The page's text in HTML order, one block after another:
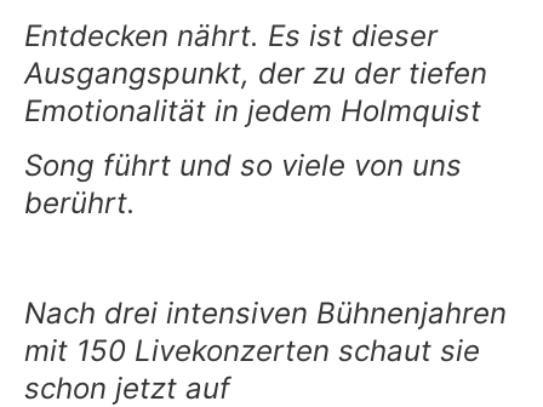
Entdecken nährt. Es ist dieser
Ausgangspunkt, der zu der tiefen
Emotionalität in jedem Holmquist
Song führt und so viele von uns
berührt.
Nach drei intensiven Bühnenjahren
mit 150 Livekonzerten schaut sie
schon jetzt auf